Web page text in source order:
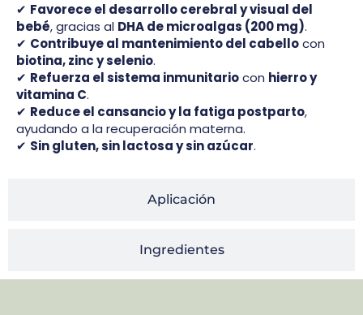
Aplicación
Ingredientes
✔ Favorece el desarrollo cerebral y visual del
bebé, gracias al DHA de microalgas (200 mg).
✔ Contribuye al mantenimiento del cabellocon
biotina, zinc y selenio.
✔ Refuerza el sistema inmunitariocon hierro y
vitamina C.
✔ Reduce el cansancio y la fatiga postparto,
ayudando a la recuperación materna.
✔ Sin gluten, sin lactosa y sin azúcar.